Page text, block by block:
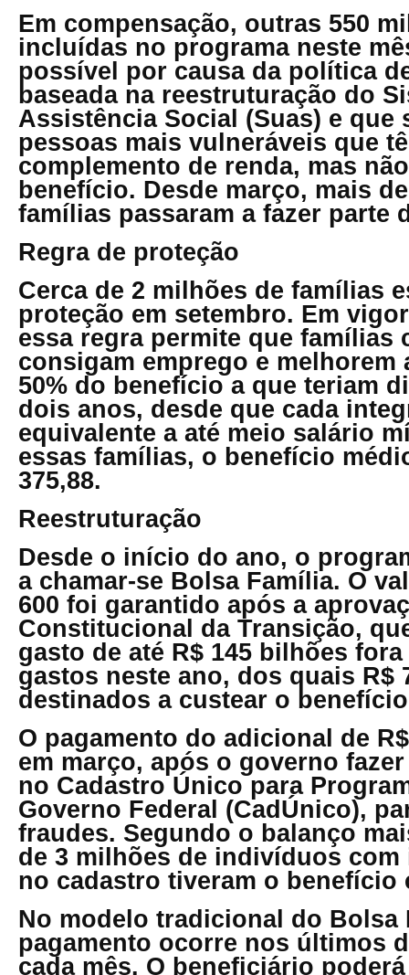
Em compensação, outras 550
incluídas no programa neste
possível por causa da política
baseada na reestruturação do
Assistência Social (Suas) e que
pessoas mais vulneráveis que
complemento de renda, mas
benefício. Desde março, mais
famílias passaram a fazer parte
Regra de proteção
Cerca de 2 milhões de famílias
proteção em setembro. Em
essa regra permite que famílias
consigam emprego e melhorem
50% do benefício a que teriam
dois anos, desde que cada
equivalente a até meio salário
essas famílias, o benefício
375,88.
Reestruturação
Desde o início do ano, o
a chamar-se Bolsa Família. O
600 foi garantido após a
Constitucional da Transição,
gasto de até R$ 145 bilhões
gastos neste ano, dos quais R$
destinados a custear o
O pagamento do adicional de
em março, após o governo
no Cadastro Único para
Governo Federal (CadÚnico),
fraudes. Segundo o balanço
de 3 milhões de indivíduos
no cadastro tiveram o benefício
No modelo tradicional do Bolsa
pagamento ocorre nos últimos
cada mês. O beneficiário